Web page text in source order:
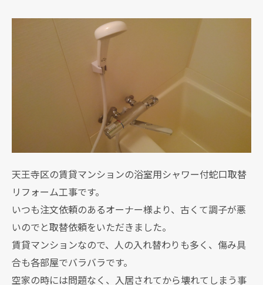
天王寺区の賃貸マンションの浴室用シャワー付蛇口取替
リフォーム工事です。
いつも注文依頼のあるオーナー様より、古くて調子が悪
いのでと取替依頼をいただきました。
賃貸マンションなので、人の入れ替わりも多く、傷み具
合も各部屋でバラバラです。
空家の時には問題なく、入居されてから壊れてしまう事